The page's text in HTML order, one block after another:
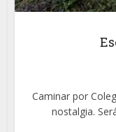
Caminar por
nostalgia.